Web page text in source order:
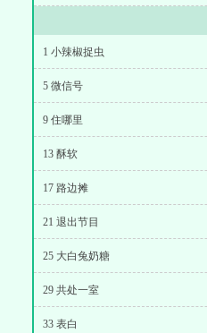
1 小辣椒捉虫
5 微信号
9 住哪里
13 酥软
17 路边摊
21 退出节目
25 大白兔奶糖
29 共处一室
33 表白